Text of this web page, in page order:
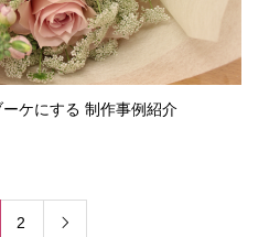
ケにする 制作事例紹介
2 